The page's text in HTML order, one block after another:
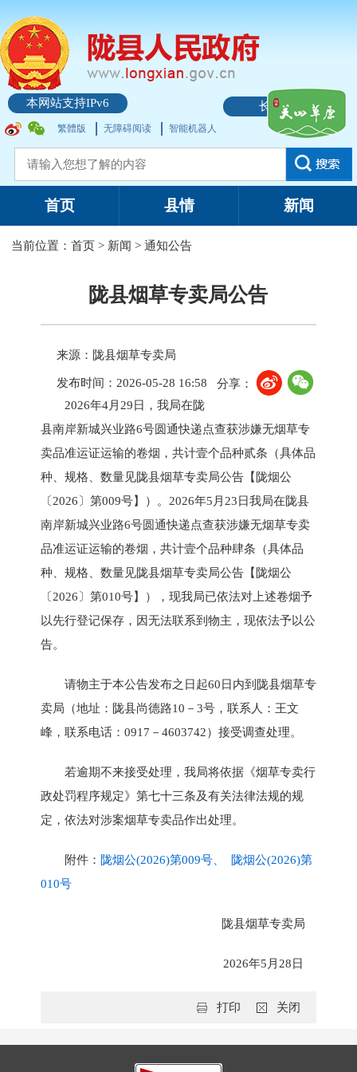
本网站支持IPv6 长者模式
繁體版 无障碍阅读 智能机器人
首页 县情 新闻
当前位置：首页 > 新闻 >通知公告
陇县烟草专卖局公告
来源：陇县烟草专卖局
发布时间：2026-05-28 16:58
分享：
2026年4月29日，我局在陇
县南岸新城兴业路6号圆通快递点查获涉嫌无烟草专
卖品准运证运输的卷烟，共计壹个品种贰条（具体品
种、规格、数量见陇县烟草专卖局公告【陇烟公
〔2026〕第009号】）。2026年5月23日我局在陇县
南岸新城兴业路6号圆通快递点查获涉嫌无烟草专卖
品准运证运输的卷烟，共计壹个品种肆条（具体品
种、规格、数量见陇县烟草专卖局公告【陇烟公
〔2026〕第010号】），现我局已依法对上述卷烟予
以先行登记保存，因无法联系到物主，现依法予以公
告。
请物主于本公告发布之日起60日内到陇县烟草专
卖局（地址：陇县尚德路10－3号，联系人：王文
峰，联系电话：0917－4603742）接受调查处理。
若逾期不来接受处理，我局将依据《烟草专卖行
政处罚程序规定》第七十三条及有关法律法规的规
定，依法对涉案烟草专卖品作出处理。
附件： 陇烟公(2026)第009号、 陇烟公(2026)第
010号
陇县烟草专卖局
2026年5月28日
关闭
打印